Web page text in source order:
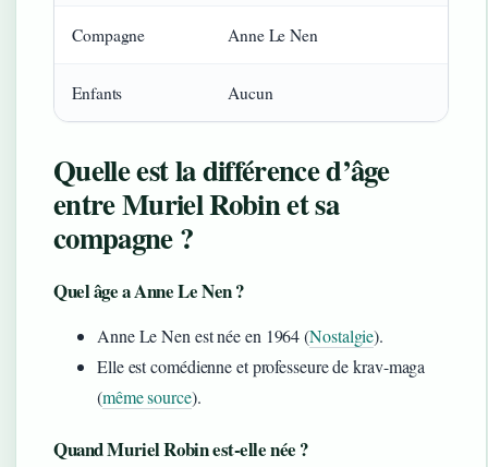
Compagne Anne Le Nen
Enfants Aucun
Quelle est la différence d’âge
entre Muriel Robin et sa
compagne ?
Quel âge a Anne Le Nen ?
Anne Le Nen est née en 1964 (Nostalgie).
Elle est comédienne et professeure de krav-maga
(même source).
Quand Muriel Robin est-elle née ?